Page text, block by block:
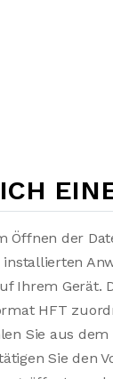
Öffnen der
Ihrem Gerät.
HFT
Sie aus dem
Sie den